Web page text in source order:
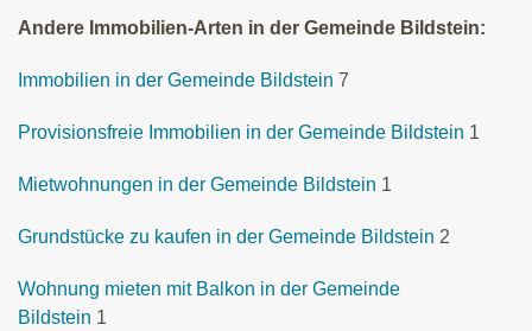
Andere Immobilien-Arten in der Gemeinde Bildstein:
Immobilien in der Gemeinde Bildstein 7
Provisionsfreie Immobilien in der Gemeinde Bildstein 1
Mietwohnungen in der Gemeinde Bildstein 1
Grundstücke zu kaufen in der Gemeinde Bildstein 2
Wohnung mieten mit Balkon in der Gemeinde
Bildstein 1